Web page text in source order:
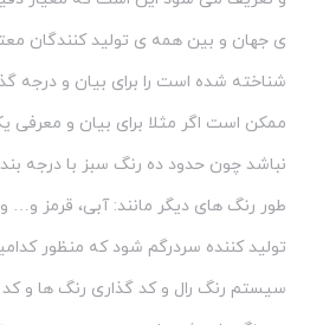
ی جهان و بین همه ی تولید کنندگان
شناخته شده است را برای بیان و درجه
ممکن است اگر مثلا برای بیان و معرفی
نباشد چون حدود ده رنگ سبز با درجه
طور رنگ های دیگر مانند: آبی، قرمز
تولید کننده سردرگم شود که منظور
سیستم رنگ رال و کد گذاری رنگ ها و